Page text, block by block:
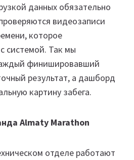
данных обязательно
видеозаписи
которое
системой. Так мы
финишировавший
результат, а дашборд
картину забега.
Almaty Marathon
отделе работают